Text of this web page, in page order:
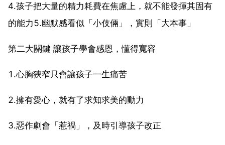
4.孩子把大量的精力耗費在焦慮上，就不能發揮其固有
的能力5.幽默感看似「小伎倆」，實則「大本事」
第二大關鍵 讓孩子學會感恩，懂得寬容
1.心胸狹窄只會讓孩子一生痛苦
2.擁有愛心，就有了求知求美的動力
3.惡作劇會「惹禍」，及時引導孩子改正